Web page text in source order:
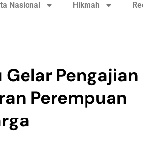
Nasional Hikmah
Gelar Pengajian
Perempuan